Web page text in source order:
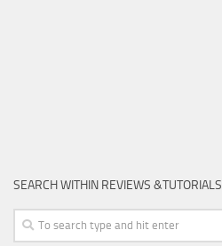
SEARCH WITHIN REVIEWS &TUTORIALS